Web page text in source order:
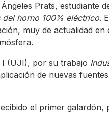
Prats, estudiante
horno 100% eléctrico.
muy de actualidad en
I (UJI), por su trabajo
de nuevas
el primer